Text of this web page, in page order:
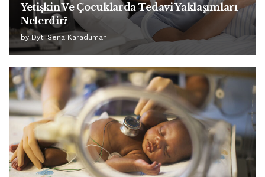
Yetişkin Ve Çocuklarda Tedavi Yaklaşımları
Nelerdir?
by Dyt. Sena Karaduman